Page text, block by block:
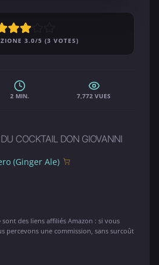
3.0/5 (3 VOTES)
2 MIN. 7,772 VUES
DU COCKTAIL DON GIOVANNI
(Ginger Ale)
sont des liens affiliés Amazon : si vous
percevons une commission, sans surcoût